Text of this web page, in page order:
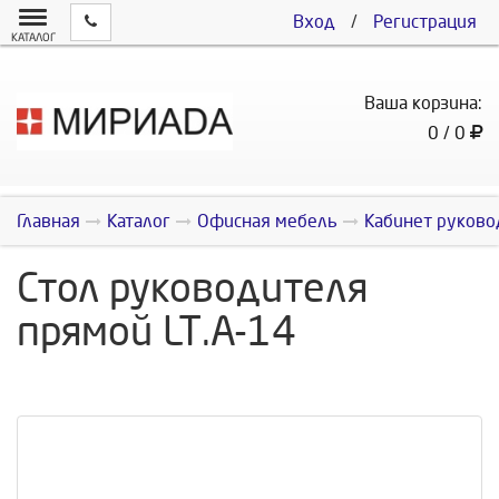
Вход / Регистрация
КАТАЛОГ
Ваша корзина:
0 / 0
Главная Каталог Офисная мебель Кабинет
Стол руководителя
прямой LT.A-14